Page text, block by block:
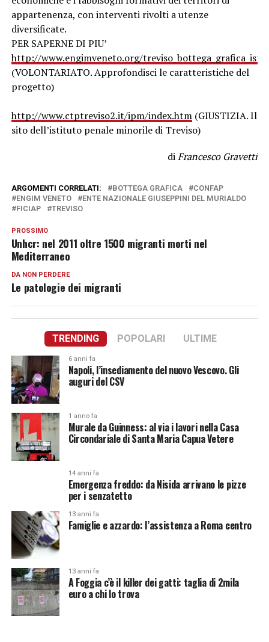
appartenenza, con interventi rivolti a utenze
diversificate.
PER SAPERNE DI PIU’
http://www.engimveneto.org/
(VOLONTARIATO. Approfondisci le caratteristiche del
progetto)
http://www.ctptreviso2.it/ipm/index.htm(GIUSTIZIA. Il
sito dell’istituto penale minorile di Treviso)
diFrancesco Gravetti
ARGOMENTI CORRELATI: BOTTEGA GRAFICA
CONFAP
ENGIM VENETO
ENTE NAZIONALE GIUSEPPINI DEL MURIALDO
FICIAP
TREVISO
PROSSIMO
Unhcr: nel 2011 oltre 1500 migranti morti nel
Mediterraneo
DA NON PERDERE
Le patologie dei migranti
TRENDING POPOLARI ULTIME
6 anni fa
Napoli, l’insediamento del nuovo Vescovo. Gli
auguri del CSV
1 anno fa
Murale da Guinness: al via i lavori nella Casa
Circondariale di Santa Maria Capua Vetere
14 anni fa
Emergenza freddo: da Nisida arrivano le pizze
per i senzatetto
13 anni fa
Famiglie e azzardo: l’assistenza a Roma centro
13 anni fa
A Foggia c’è il killer dei gatti: taglia di 2mila
euro a chi lo trova